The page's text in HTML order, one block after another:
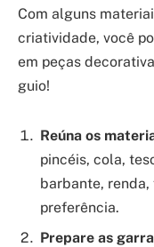
Com alguns
criatividade, você
em peças
guio!
Reúna os
pincéis, cola,
barbante,
preferência.
Prepare as